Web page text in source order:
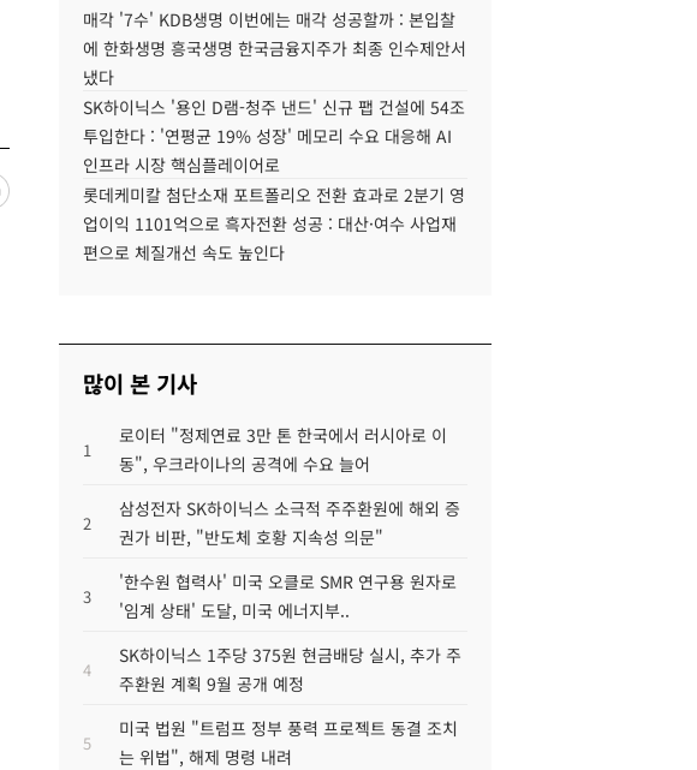
매각 '7수' KDB생명 이번에는 매각 성공할까 : 본입찰
에 한화생명 흥국생명 한국금융지주가 최종 인수제안서
냈다
SK하이닉스 '용인 D램-청주 낸드' 신규 팹 건설에 54조
투입한다 : '연평균 19% 성장' 메모리 수요 대응해 AI
인프라 시장 핵심플레이어로
롯데케미칼 첨단소재 포트폴리오 전환 효과로 2분기 영
업이익 1101억으로 흑자전환 성공 : 대산·여수 사업재
편으로 체질개선 속도 높인다
많이 본 기사
1
로이터 "정제연료 3만 톤 한국에서 러시아로 이
동", 우크라이나의 공격에 수요 늘어
2
삼성전자 SK하이닉스 소극적 주주환원에 해외 증
권가 비판, "반도체 호황 지속성 의문"
3
'한수원 협력사' 미국 오클로 SMR 연구용 원자로
'임계 상태' 도달, 미국 에너지부..
4
SK하이닉스 1주당 375원 현금배당 실시, 추가 주
주환원 계획 9월 공개 예정
5
미국 법원 "트럼프 정부 풍력 프로젝트 동결 조치
는 위법", 해제 명령 내려